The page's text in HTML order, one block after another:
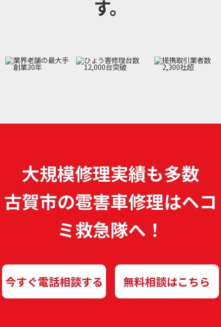
す。
大規模修理実績も多数
古賀市の雹害車修理はヘコ
ミ救急隊へ！
今すぐ電話相談する 無料相談はこちら